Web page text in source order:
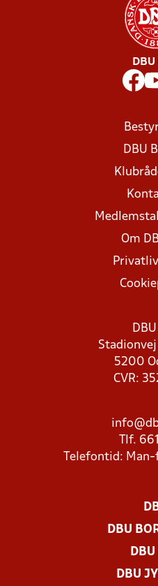
DBU
DBU
Om
5200
CVR:
Tlf.
Telefontid:
DBU
DBU
DBU